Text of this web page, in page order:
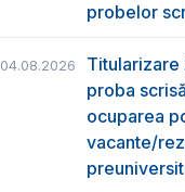
probelor
04.08.2026
Titularizare
proba
ocuparea
vacante/